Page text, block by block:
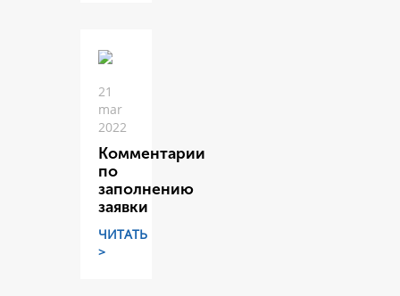
21
mar
2022
Комментарии
по
заполнению
заявки
ЧИТАТЬ
>